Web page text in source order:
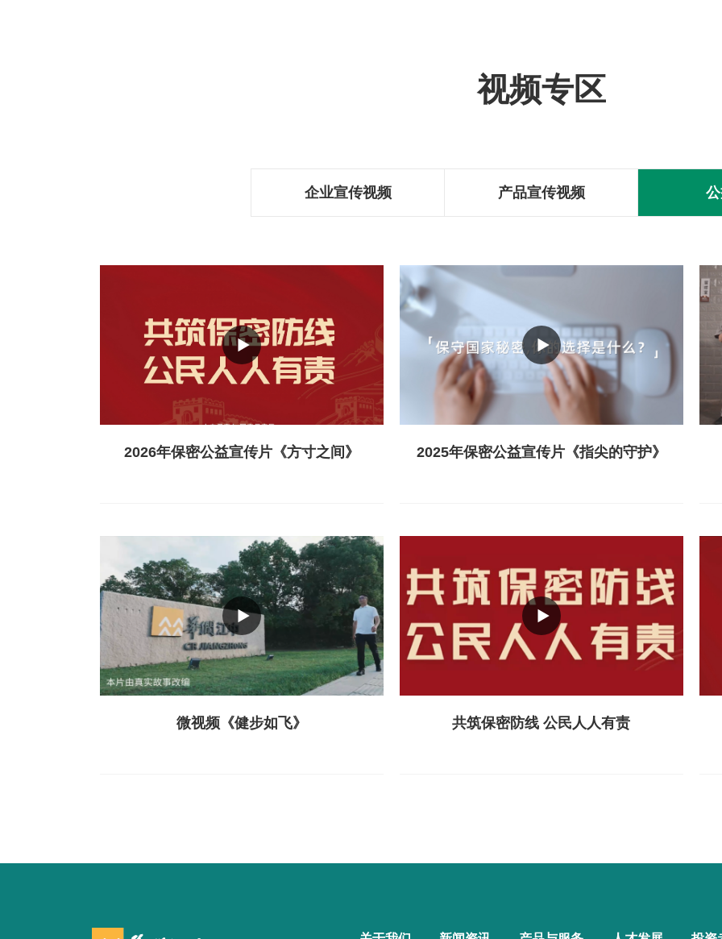
视频专区
企业宣传视频 产品宣传视频
2026年保密公益宣传片《方寸之间》 2025年保密公益宣传片《指尖的守护》
微视频《健步如飞》 共筑保密防线 公民人人有责